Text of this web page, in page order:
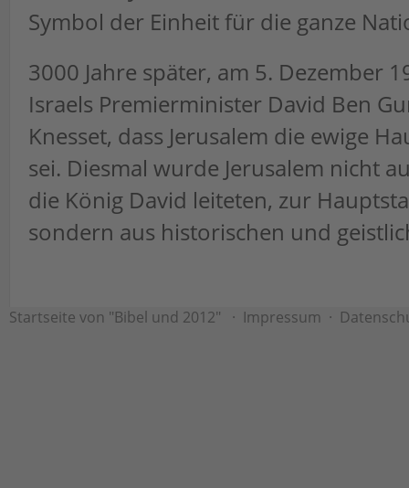
Symbol der Einheit für die ganze
3000 Jahre später, am 5. Dezember
Israels Premierminister David Ben
Knesset, dass Jerusalem die ewige
sei. Diesmal wurde Jerusalem nicht
die König David leiteten, zur
sondern aus historischen und
Startseite von "Bibel und 2012" · Impressum ·